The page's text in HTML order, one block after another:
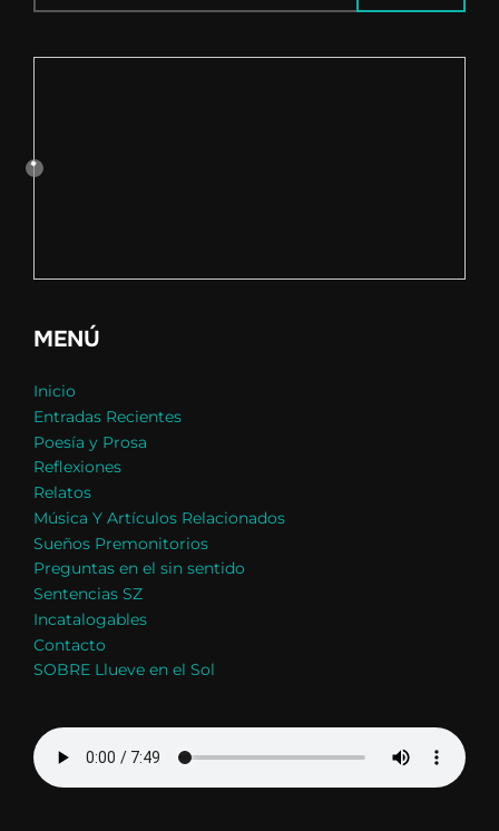
MENÚ
Inicio
Entradas Recientes
Poesía y Prosa
Reflexiones
Relatos
Música Y Artículos Relacionados
Sueños Premonitorios
Preguntas en el sin sentido
Sentencias SZ
Incatalogables
Contacto
SOBRE Llueve en el Sol